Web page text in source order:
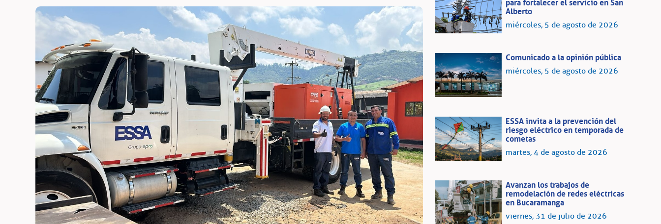
para fortalecer el servicio en San
Alberto
miércoles, 5 de agosto de 2026
Comunicado a la opinión pública
miércoles, 5 de agosto de 2026
ESSA invita a la prevención del
riesgo eléctrico en temporada de
cometas
martes, 4 de agosto de 2026
Avanzan los trabajos de
remodelación de redes eléctricas
en Bucaramanga
viernes, 31 de julio de 2026